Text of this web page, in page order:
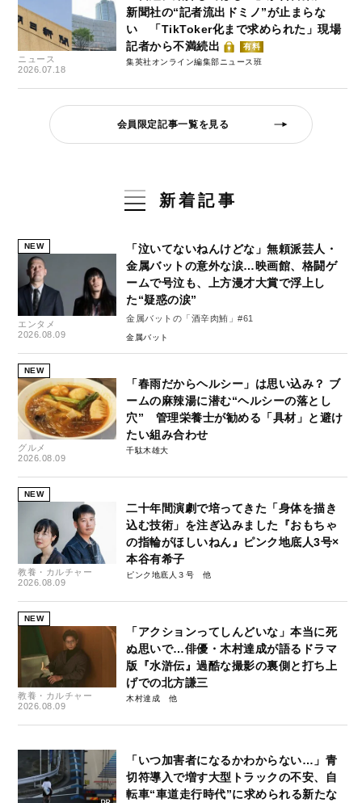
ニュース
2026.07.18
新聞社の“記者流出ドミノ”が止まらな
い 「TikToker化まで求められた」現場
記者から不満続出
有料
集英社オンライン編集部ニュース班
会員限定記事一覧を見る
新着記事
NEW
エンタメ
2026.08.09
「泣いてないねんけどな」無頼派芸人・
金属バットの意外な涙…映画館、格闘ゲ
ームで号泣も、上方漫才大賞で浮上し
た“疑惑の涙”
金属バットの「酒辛肉鮪」#61
金属バット
NEW
グルメ
2026.08.09
「春雨だからヘルシー」は思い込み？ ブ
ームの麻辣湯に潜む“ヘルシーの落とし
穴” 管理栄養士が勧める「具材」と避け
たい組み合わせ
千駄木雄大
NEW
教養・カルチャー
2026.08.09
二十年間演劇で培ってきた「身体を描き
込む技術」を注ぎ込みました『おもちゃ
の指輪がほしいねん』ピンク地底人3号×
本谷有希子
ピンク地底人３号
NEW
教養・カルチャー
2026.08.09
「アクションってしんどいな」本当に死
ぬ思いで…俳優・木村達成が語るドラマ
版『水滸伝』過酷な撮影の裏側と打ち上
げでの北方謙三
木村達成
「いつ加害者になるかわからない…」青
切符導入で増す大型トラックの不安、自
転車“車道走行時代”に求められる新たな